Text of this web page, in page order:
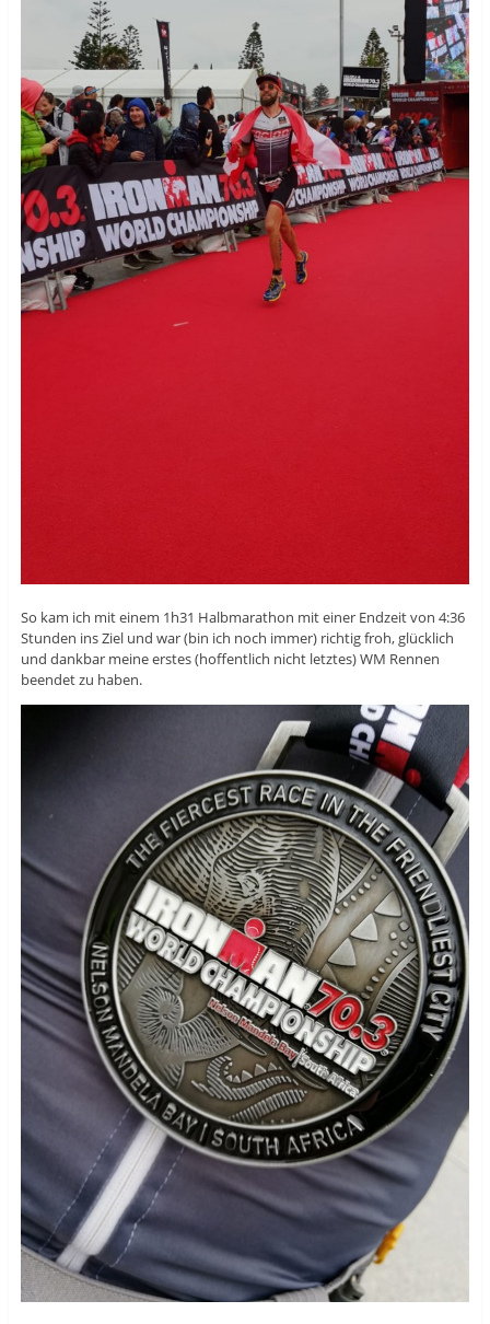
So kam ich mit einem 1h31 Halbmarathon mit einer Endzeit von 4:36
Stunden ins Ziel und war (bin ich noch immer) richtig froh, glücklich
und dankbar meine erstes (hoffentlich nicht letztes) WM Rennen
beendet zu haben.